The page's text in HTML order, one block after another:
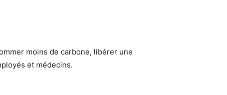
moins de carbone, libérer une
et médecins.